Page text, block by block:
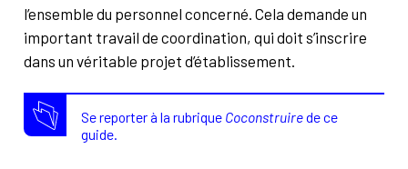
l’ensemble du personnel concerné. Cela demande un
important travail de coordination, qui doit s’inscrire
dans un véritable projet d’établissement.
Se reporter à la rubriqueCoconstruirede ce
guide.